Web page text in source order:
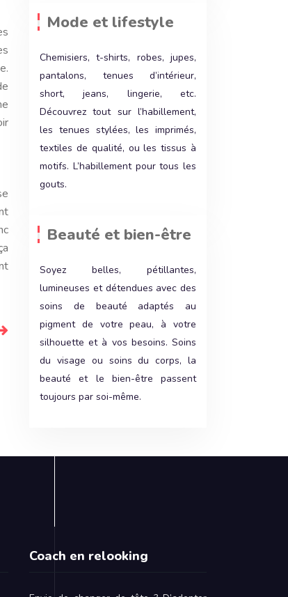
Mode et lifestyle
Chemisiers, t-shirts, robes, jupes,
pantalons, tenues d’intérieur,
short, jeans, lingerie, etc.
Découvrez tout sur l’habillement,
les tenues stylées, les imprimés,
textiles de qualité, ou les tissus à
motifs. L’habillement pour tous les
gouts.
Beauté et bien-être
Soyez belles, pétillantes,
lumineuses et détendues avec des
soins de beauté adaptés au
pigment de votre peau, à votre
silhouette et à vos besoins. Soins
du visage ou soins du corps, la
beauté et le bien-être passent
toujours par soi-même.
Coach en relooking